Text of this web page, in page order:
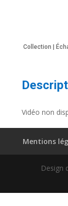
Collection |
Vidéo non
Mentions
Design